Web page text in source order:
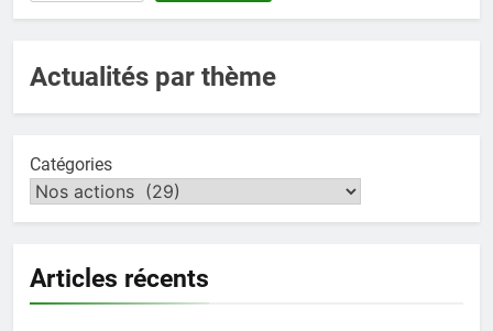
Actualités par thème
Catégories
Articles récents